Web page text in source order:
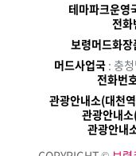
테마파크운영
전화
보령머드화
머드사업국 : 충
전화번
관광안내소(대천
관광안내
관광안내